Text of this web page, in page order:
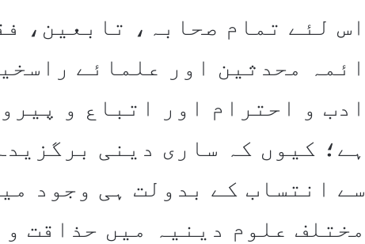
اس لئے تمام صحابہ، تابعین،
ائمہ محدثین اور علمائے
ادب و احترام اور اتباع و
ہے؛ کیوں کہ ساری دینی
سے انتساب کے بدولت ہی وجود
مختلف علوم دینیہ میں حذاقت